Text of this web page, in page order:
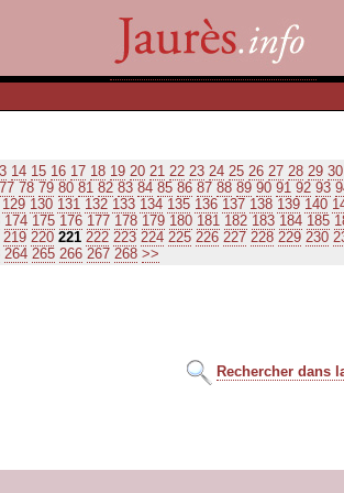
14 15 16 17 18 19 20 21 22 23 24 25 26 27 28 29 30
77 78 79 80 81 82 83 84 85 86 87 88 89 90 91 92 93
129 130 131 132 133 134 135 136 137 138 139 140
174 175 176 177 178 179 180 181 182 183 184 185
219 220 221 222 223 224 225 226 227 228 229 230
264 265 266 267 268 >>
Rechercher dans